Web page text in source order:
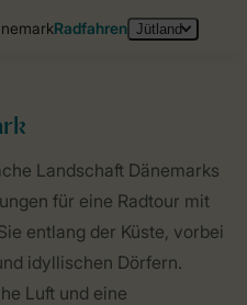
Radfahren
Landschaft Dänemarks
für eine Radtour mit
entlang der Küste, vorbei
idyllischen Dörfern.
Luft und eine